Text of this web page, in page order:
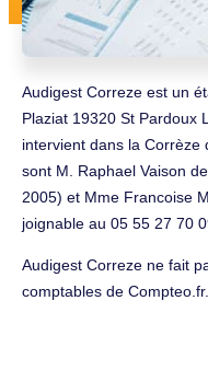
Audigest Correze est un
Plaziat 19320 St Pardoux
intervient dans la Corrèze
sont M. Raphael Vaison
2005) et Mme Francoise
joignable au 05 55 27 70
Audigest Correze ne fait
comptables de Compteo.fr.